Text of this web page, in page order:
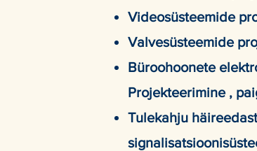
Videosüsteemide
Valvesüsteemide
Büroohoonete
Projekteerimine ,
Tulekahju